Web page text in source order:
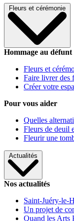
Fleurs et cérémonie
Hommage au défunt
Fleurs et
Faire livrer des
Créer votre
Pour vous aider
Quelles
Fleurs de deuil
Fleurir une
Actualités
Nos actualités
Saint-Juéry-le-
Un projet de
Quand les Arts